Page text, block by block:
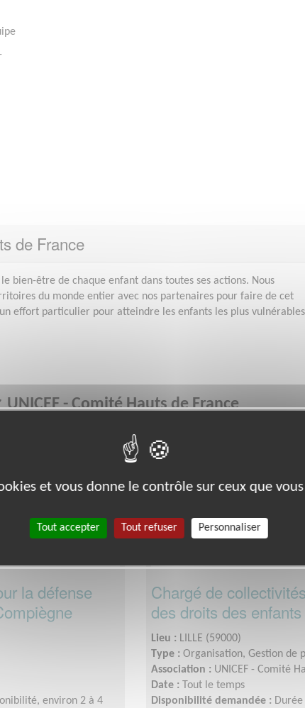
de France
le bien-être de chaque enfant dans toutes ses actions. Nous
du monde entier avec nos partenaires pour faire de cet
effort particulier pour atteindre les enfants les plus
UNICEF - Comité Hauts de France
la défense
environ 2 à 4
Chargé de
des droits des
Lieu : LILLE (59000)
Type : Organisation, Gestion de
Association : UNICEF - Comité
Date :
Tout le temps
Disponibilité demandée :
et vous donne le contrôle sur ceux que
Tout accepter Tout refuser Personnaliser